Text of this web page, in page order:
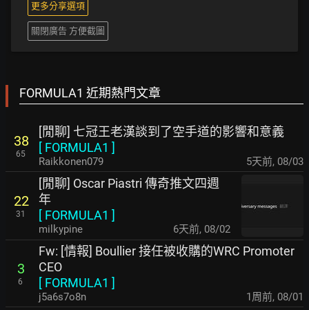
更多分享選項
關閉廣告 方便截圖
FORMULA1 近期熱門文章
38
65
[閒聊] 七冠王老漢談到了空手道的影響和意義
[ FORMULA1 ]
Raikkonen079 5天前, 08/03
22
31
[閒聊] Oscar Piastri 傳奇推文四週
年
[ FORMULA1 ]
milkypine 6天前, 08/02
3
6
Fw: [情報] Boullier 接任被收購的WRC Promoter
CEO
[ FORMULA1 ]
j5a6s7o8n 1周前, 08/01